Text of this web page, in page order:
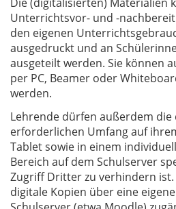
Unterrichtsvor- und -
den eigenen
ausgedruckt und an
ausgeteilt werden. Sie können
per PC, Beamer oder
werden.
Lehrende dürfen außerdem die
erforderlichen Umfang auf
Tablet sowie in einem
Bereich auf dem Schulserver
Zugriff Dritter zu verhindern
digitale Kopien über eine